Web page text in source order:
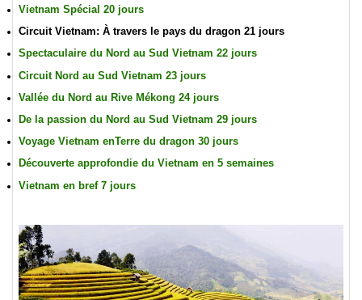
Vietnam Spécial 20 jours
Circuit Vietnam: À travers le pays du dragon 21 jours
Spectaculaire du Nord au Sud Vietnam 22 jours
Circuit Nord au Sud Vietnam 23 jours
Vallée du Nord au Rive Mékong 24 jours
De la passion du Nord au Sud Vietnam 29 jours
Voyage Vietnam enTerre du dragon 30 jours
Découverte approfondie du Vietnam en 5 semaines
Vietnam en bref 7 jours